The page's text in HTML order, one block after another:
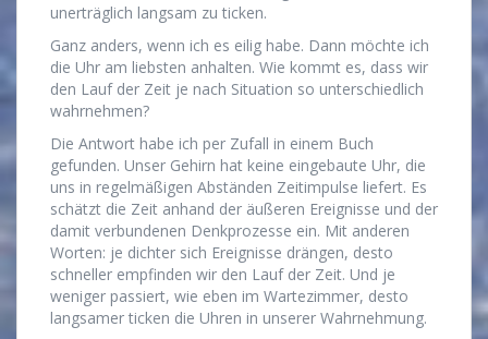
unerträglich langsam zu ticken.
Ganz anders, wenn ich es eilig habe. Dann möchte ich
die Uhr am liebsten anhalten. Wie kommt es, dass wir
den Lauf der Zeit je nach Situation so unterschiedlich
wahrnehmen?
Die Antwort habe ich per Zufall in einem Buch
gefunden. Unser Gehirn hat keine eingebaute Uhr, die
uns in regelmäßigen Abständen Zeitimpulse liefert. Es
schätzt die Zeit anhand der äußeren Ereignisse und der
damit verbundenen Denkprozesse ein. Mit anderen
Worten: je dichter sich Ereignisse drängen, desto
schneller empfinden wir den Lauf der Zeit. Und je
weniger passiert, wie eben im Wartezimmer, desto
langsamer ticken die Uhren in unserer Wahrnehmung.